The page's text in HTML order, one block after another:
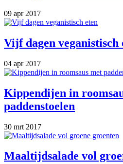
09 apr 2017
Vijf dagen veganistisch
04 apr 2017
Kippendijen in
paddenstoelen
30 mrt 2017
Maaltijdsalade vol